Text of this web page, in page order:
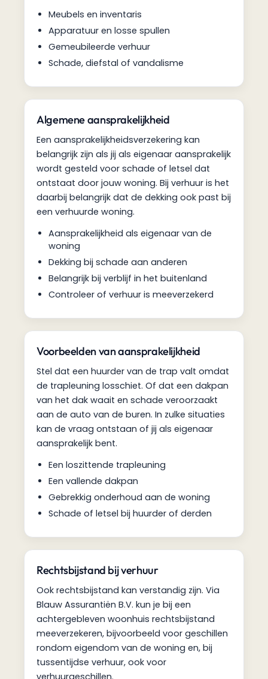
Meubels en inventaris
Apparatuur en losse spullen
Gemeubileerde verhuur
Schade, diefstal of vandalisme
Algemene aansprakelijkheid
Een aansprakelijkheidsverzekering kan
belangrijk zijn als jij als eigenaar aansprakelijk
wordt gesteld voor schade of letsel dat
ontstaat door jouw woning. Bij verhuur is het
daarbij belangrijk dat de dekking ook past bij
een verhuurde woning.
Aansprakelijkheid als eigenaar van de
woning
Dekking bij schade aan anderen
Belangrijk bij verblijf in het buitenland
Controleer of verhuur is meeverzekerd
Voorbeelden van aansprakelijkheid
Stel dat een huurder van de trap valt omdat
de trapleuning losschiet. Of dat een dakpan
van het dak waait en schade veroorzaakt
aan de auto van de buren. In zulke situaties
kan de vraag ontstaan of jij als eigenaar
aansprakelijk bent.
Een loszittende trapleuning
Een vallende dakpan
Gebrekkig onderhoud aan de woning
Schade of letsel bij huurder of derden
Rechtsbijstand bij verhuur
Ook rechtsbijstand kan verstandig zijn. Via
Blauw Assurantiën B.V. kun je bij een
achtergebleven woonhuis rechtsbijstand
meeverzekeren, bijvoorbeeld voor geschillen
rondom eigendom van de woning en, bij
tussentijdse verhuur, ook voor